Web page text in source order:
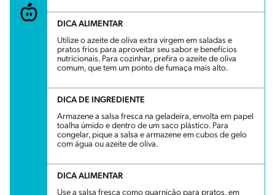
DICA ALIMENTAR
Utilize o azeite de oliva extra virgem em saladas e
pratos frios para aproveitar seu sabor e benefícios
nutricionais. Para cozinhar, prefira o azeite de oliva
comum, que tem um ponto de fumaça mais alto.
DICA DE INGREDIENTE
Armazene a salsa fresca na geladeira, envolta em papel
toalha úmido e dentro de um saco plástico. Para
congelar, pique a salsa e armazene em cubos de gelo
com água ou azeite de oliva.
DICA ALIMENTAR
Use a salsa fresca como guarnição para pratos, em